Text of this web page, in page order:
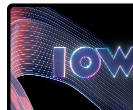
20% скидка
на услуги
брендингового